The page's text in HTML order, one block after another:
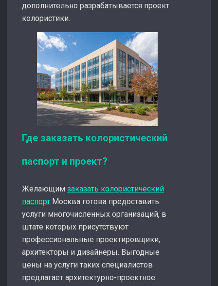
дополнительно разрабатывается проект
колористики.
Где заказать колористический
паспорт и проект?
Желающим заказать колористический
паспорт Москва готова предоставить
услуги многочисленных организаций, в
штате которых присутствуют
профессиональные проектировщики,
архитекторы и дизайнеры. Выгодные
цены на услуги таких специалистов
предлагает архитектурно-проектное